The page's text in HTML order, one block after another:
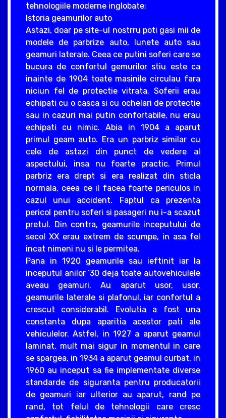
tehnologiile moderne inglobate;
Istoria geamurilor auto
Astazi, doar pe site-ul nostrru poti gasi mii de
modele de parbrize auto, lunete auto sau
geamuri laterale. Ceea ce putini soferi care se
bucura de confortul gemurilor stiu este ca
inainte de 1904 toate masinile circulau fara
niciun fel de protectie vitrata. Soferii erau
echipati cu o casca si cu ochelari de protectie
sau in cazuri mai putin confortabile, nu erau
echipati cu nimic. Abia in 1904 a aparut
primul geam auto. Era un parbriz similar cu
cele de astazi din punct de vedere al
aspectului, insa nu foarte practic. Primul
parbriz era drept si era realizat din sticla
normala, ceea ce il facea foarte periculos in
cazul unui accident. Faptul ca prezenta
pericol pentru soferi si pasageri nu i-a scazut
pretul. Din contra, geamurile inceputului de
secol XX erau extrem de scumpe, in asa fel
incat nimeni nu si le permitea.
Pana in 1920 geamurile sau ieftinit iar la
inceputul anilor ‘30 deja toate autovehiculele
aveau geamuri. Au aparut usor, usor,
geamurile laterale si plafonul, iar confortul a
crescut considerabil. Evolutia a fost una
constanta dupa aparitia acestor pati ale
vehiculelor. Astfel, in 1927 a aparut geamul
laminat, mult mai sigur in momentul in care
se spargea, in 1934 a aparut geamul curbat, in
1960 au inceput sa fie implementate diverse
standarde de siguranta pentru producatorii
de geamuri iar ulterior au aparut, rand pe
rand, tot felul de tehnologii care cresc